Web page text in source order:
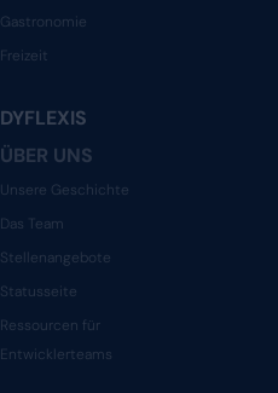
Gastronomie
Freizeit
DYFLEXIS
ÜBER UNS
Unsere Geschichte
Das Team
Stellenangebote
Statusseite
Ressourcen für
Entwicklerteams